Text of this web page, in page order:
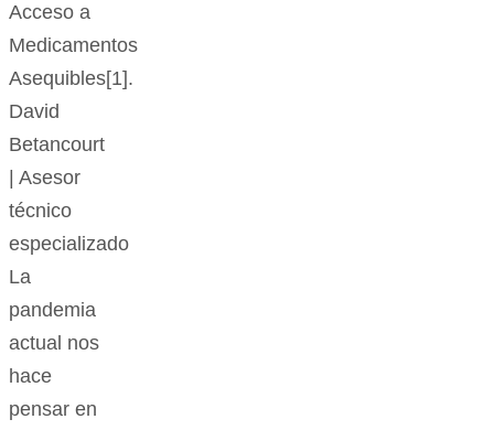
Acceso a
Medicamentos
Asequibles[1].
David
Betancourt
| Asesor
técnico
especializado
La
pandemia
actual nos
hace
pensar en